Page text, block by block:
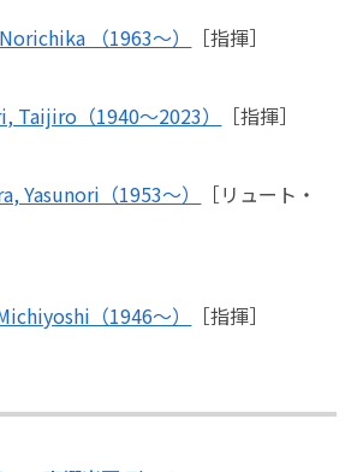
（1963～） ［指揮］
Taijiro（1940～2023） ［指揮］
Yasunori（1953～）
［リュート・
（1946～） ［指揮］